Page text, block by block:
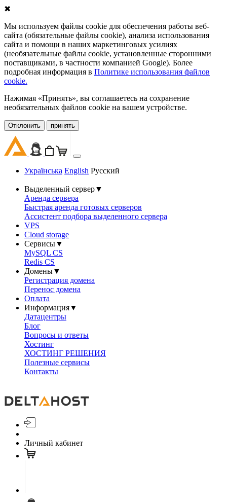
✖
Мы используем файлы cookie для обеспечения работы веб-
сайта (обязательные файлы cookie), анализа использования
сайта и помощи в наших маркетинговых усилиях
(необязательные файлы cookie, установленные сторонними
поставщиками, в частности компанией Google). Более
подробная информация в Политике использования файлов
cookie.
Нажимая «Принять», вы соглашаетесь на сохранение
необязательных файлов cookie на вашем устройстве.
Oтклонить принять
Українська English Русский
Выделенный сервер▼
Аренда сервера
Быстрая аренда готовых серверов
Ассистент подбора выделенного сервера
VPS
Cloud storage
Сервисы▼
MySQL CS
Redis CS
Домены▼
Регистрация домена
Перенос домена
Оплата
Информация▼
Датацентры
Блог
Вопросы и ответы
Хостинг
ХОСТИНГ РЕШЕНИЯ
Полезные сервисы
Контакты
Личный кабинет